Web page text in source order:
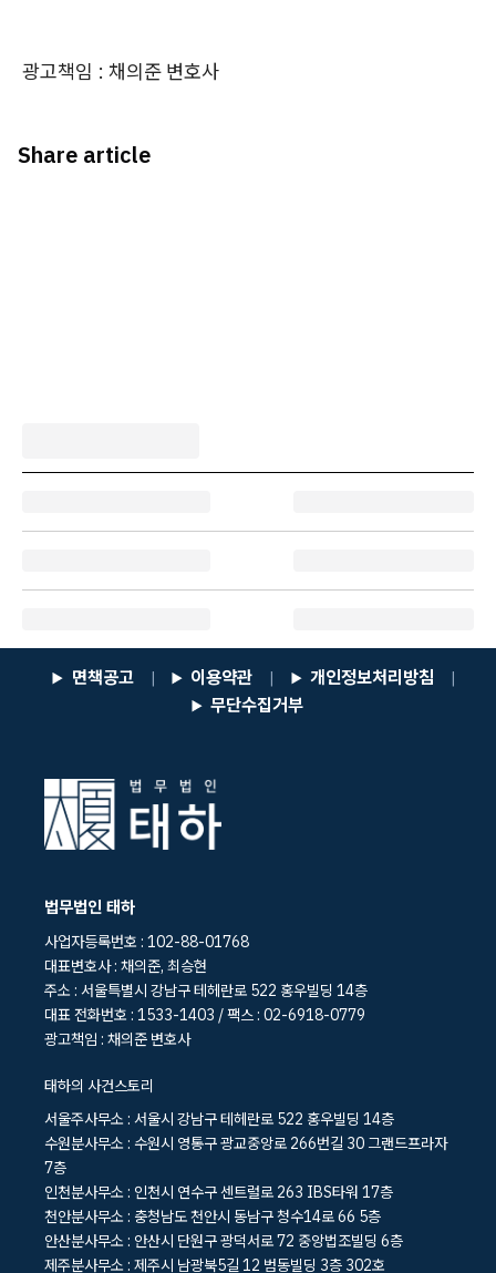
광고책임 : 채의준 변호사
Share article
면책공고 이용약관 개인정보처리방침
무단수집거부
법무법인 태하
사업자등록번호 : 102-88-01768
대표변호사 : 채의준, 최승현
주소 : 서울특별시 강남구 테헤란로 522 홍우빌딩 14층
대표 전화번호 : 1533-1403 / 팩스 : 02-6918-0779
광고책임 : 채의준 변호사
태하의 사건스토리
서울주사무소 : 서울시 강남구 테헤란로 522 홍우빌딩 14층
수원분사무소 : 수원시 영통구 광교중앙로 266번길 30 그랜드프라자
7층
인천분사무소 : 인천시 연수구 센트럴로 263 IBS타워 17층
천안분사무소 : 충청남도 천안시 동남구 청수14로 66 5층
안산분사무소 : 안산시 단원구 광덕서로 72 중앙법조빌딩 6층
제주분사무소 : 제주시 남광북5길 12 범동빌딩 3층 302호